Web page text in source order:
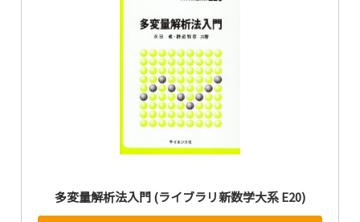
多変量解析法入門 (ライブラリ新数学大系 E20)